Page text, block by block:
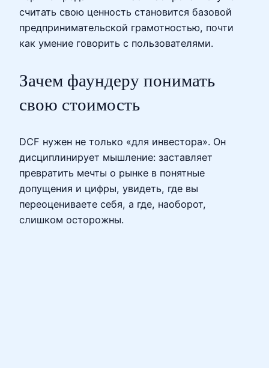
считать свою ценность становится базовой
предпринимательской грамотностью, почти
как умение говорить с пользователями.
Зачем фаундеру понимать
свою стоимость
DCF нужен не только «для инвестора». Он
дисциплинирует мышление: заставляет
превратить мечты о рынке в понятные
допущения и цифры, увидеть, где вы
переоцениваете себя, а где, наоборот,
слишком осторожны.